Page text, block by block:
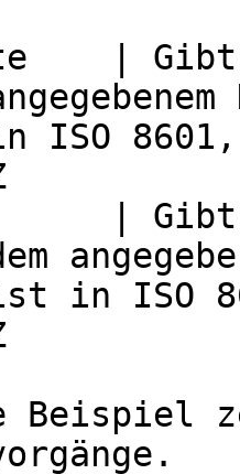
| Gibt
ISO
| Gibt
in ISO